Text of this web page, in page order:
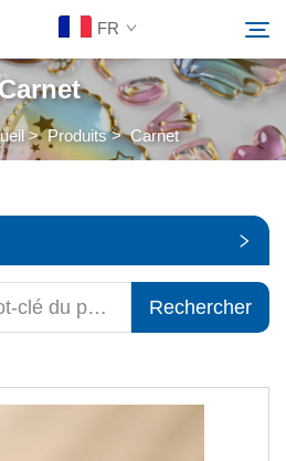
FR
Rechercher
>Produits>Carnet
Rechercher